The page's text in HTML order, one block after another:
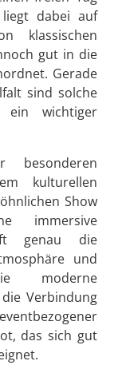
dabei auf
klassischen
gut in die
Gerade
sind solche
ein wichtiger
kulturellen
Show
immersive
genau die
und
moderne
Verbindung
das sich gut